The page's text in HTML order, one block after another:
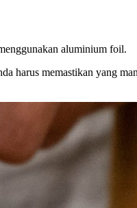
aluminium foil.
harus memastikan yang